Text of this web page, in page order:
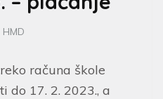
HMD
računa škole
do 17. 2. 2023., a